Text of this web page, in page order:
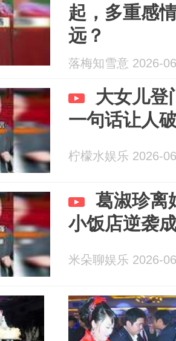
起，多重感
远？
落梅知雪意 2026-
大女儿登
一句话让人
柠檬水娱乐 2026-
葛淑珍离
小饭店逆袭
米朵聊娱乐 2026-